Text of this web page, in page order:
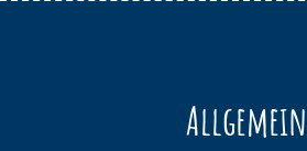
Allgemein